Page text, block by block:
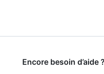
Encore besoin d’aide ?